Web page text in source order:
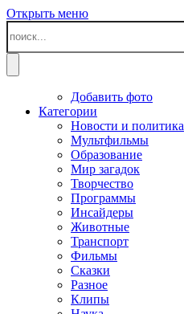
Открыть меню
Добавить фото
Категории
Новости и политика
Мультфильмы
Образование
Мир загадок
Творчество
Программы
Инсайдеры
Животные
Транспорт
Фильмы
Сказки
Разное
Клипы